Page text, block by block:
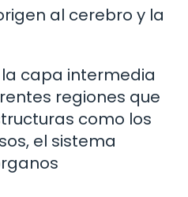
al cerebro y la
capa intermedia
regiones que
como los
el sistema